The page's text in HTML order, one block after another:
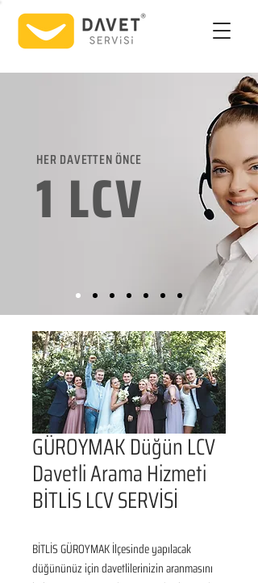
HER DAVETTEN ÖNCE
1 LCV
GÜROYMAK Düğün LCV
Davetli Arama Hizmeti
BİTLİS LCV SERVİSİ
BİTLİS GÜROYMAK İlçesinde yapılacak
düğününüz için davetlilerinizin aranmasını